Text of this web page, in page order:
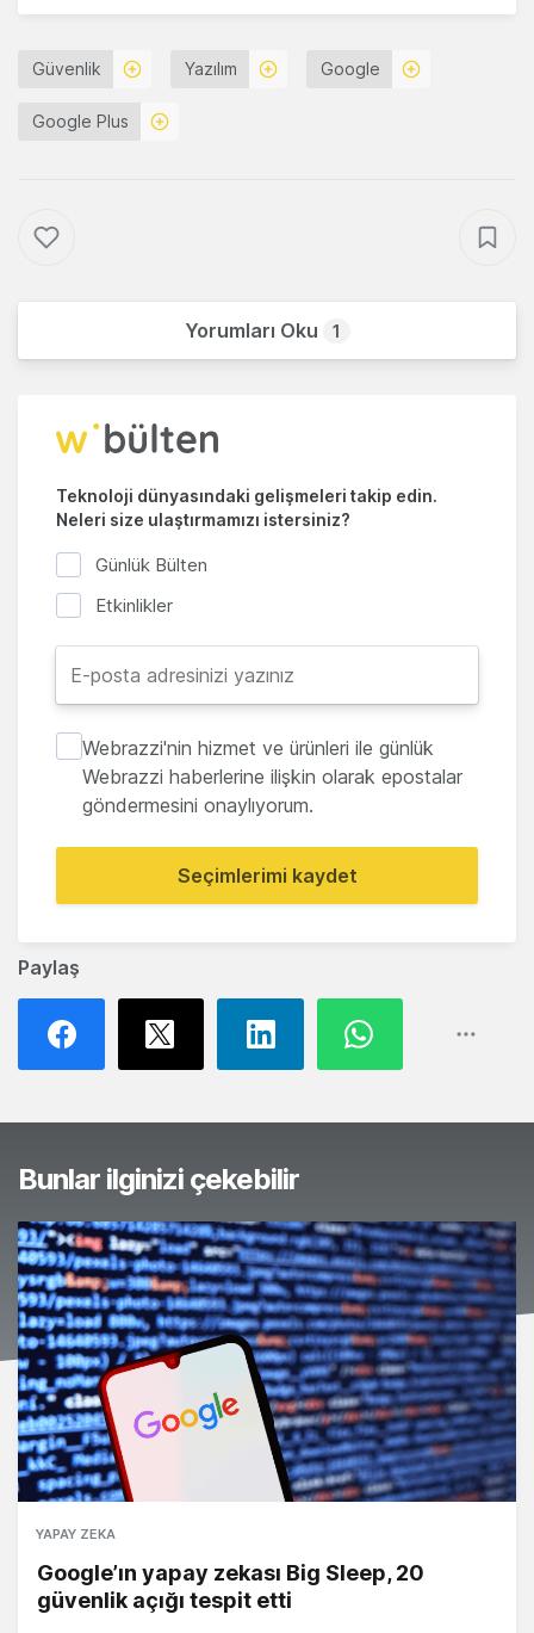
Paylaş
Güvenlik Yazılım Google
Google Plus
Yorumları Oku 1
Teknoloji dünyasındaki gelişmeleri takip edin.
Neleri size ulaştırmamızı istersiniz?
Günlük Bülten
Etkinlikler
Webrazzi'nin hizmet ve ürünleri ile günlük
Webrazzi haberlerine ilişkin olarak epostalar
göndermesini onaylıyorum.
Seçimlerimi kaydet
Bunlar ilginizi çekebilir
YAPAY ZEKA
Google’ın yapay zekası Big Sleep, 20
güvenlik açığı tespit etti